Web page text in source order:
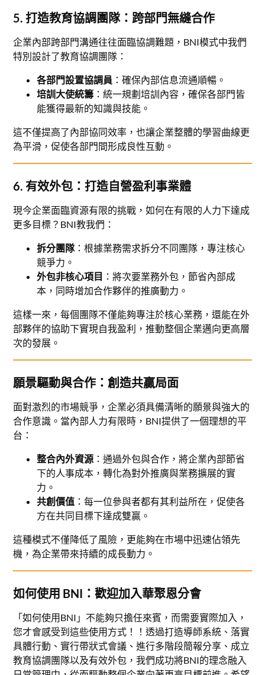
5. 打造教育協調團隊：跨部門無縫合作
企業內部跨部門溝通往往面臨協調難題，BNI模式中我們
特別設計了教育協調團隊：
各部門設置協調員 ：確保內部信息流通順暢。
培訓大使統籌 ：統一規劃培訓內容，確保各部門皆
能獲得最新的知識與技能。
這不僅提高了內部協同效率，也讓企業整體的學習曲線更
為平滑，促使各部門間形成良性互動。
6. 有效外包：打造自營盈利事業體
現今企業面臨資源有限的挑戰，如何在有限的人力下達成
更多目標？BNI教我們：
拆分團隊：根據業務需求拆分不同團隊，專注核心
競爭力。
外包非核心項目 ：將次要業務外包，節省內部成
本，同時增加合作夥伴的推廣動力。
這樣一來，每個團隊不僅能夠專注於核心業務，還能在外
部夥伴的協助下實現自我盈利，推動整個企業邁向更高層
次的發展。
願景驅動與合作：創造共贏局面
面對激烈的市場競爭，企業必須具備清晰的願景與強大的
合作意識。當內部人力有限時，BNI提供了一個理想的平
台：
整合內外資源 ：通過外包與合作，將企業內部節省
下的人事成本，轉化為對外推廣與業務擴展的實
力。
共創價值 ：每一位參與者都有其利益所在，促使各
方在共同目標下達成雙贏。
這種模式不僅降低了風險，更能夠在市場中迅速佔領先
機，為企業帶來持續的成長動力。
如何使用 BNI：歡迎加入華聚恩分會
「如何使用BNI」不能夠只擔任來賓，而需要實際加入，
您才會感受到這些使用方式！！透過打造導師系統、落實
具體行動、實行帶狀式會議、進行多階段簡報分享、成立
教育協調團隊以及有效外包，我們成功將BNI的理念融入